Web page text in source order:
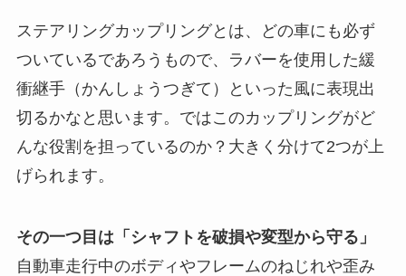
ステアリングカップリングとは、どの車にも必ず
ついているであろうもので、ラバーを使用した緩
衝継手（かんしょうつぎて）といった風に表現出
切るかなと思います。ではこのカップリングがど
んな役割を担っているのか？大きく分けて2つが上
げられます。
その一つ目は「シャフトを破損や変型から守る」
自動車走行中のボディやフレームのねじれや歪み